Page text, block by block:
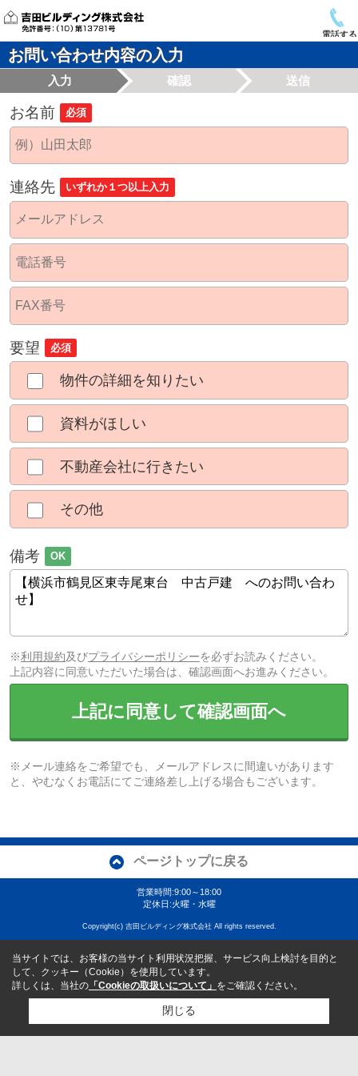
電話する
お問い合わせ内容の入力
入力 確認 送信
お名前 必須
連絡先 いずれか１つ以上入力
要望 必須
物件の詳細を知りたい
資料がほしい
不動産会社に行きたい
その他
備考 OK
※利用規約及びプライバシーポリシーを必ずお読みください。
上記内容に同意いただいた場合は、確認画面へお進みください。
上記に同意して確認画面へ
※メール連絡をご希望でも、メールアドレスに間違いがあります
と、やむなくお電話にてご連絡差し上げる場合もございます。
ページトップに戻る
営業時間:9:00～18:00
定休日:火曜・水曜
Copyright(c) 吉田ビルディング株式会社 All rights reserved.
当サイトでは、お客様の当サイト利用状況把握、サービス向上検討を目的と
して、クッキー（Cookie）を使用しています。
詳しくは、当社の 「Cookieの取扱いについて」 をご確認ください。
閉じる